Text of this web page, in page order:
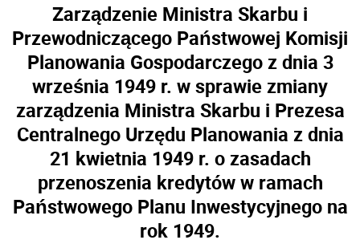
Zarządzenie Ministra Skarbu i
Przewodniczącego Państwowej Komisji
Planowania Gospodarczego z dnia 3
września 1949 r. w sprawie zmiany
zarządzenia Ministra Skarbu i Prezesa
Centralnego Urzędu Planowania z dnia
21 kwietnia 1949 r. o zasadach
przenoszenia kredytów w ramach
Państwowego Planu Inwestycyjnego na
rok 1949.